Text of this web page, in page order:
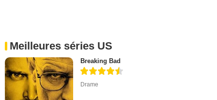
Meilleures séries US
Breaking Bad
Drame